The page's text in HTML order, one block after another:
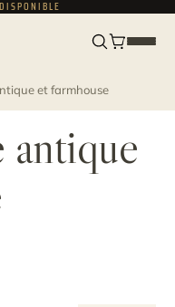
et farmhouse